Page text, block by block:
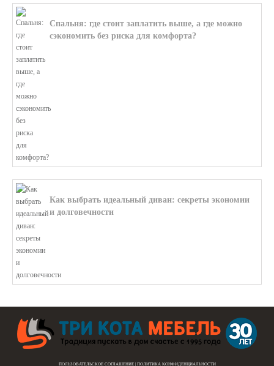
Спальня: где стоит заплатить выше, а где можно
сэкономить без риска для комфорта?
Как выбрать идеальный диван: секреты экономии
и долговечности
ПОЛЬЗОВАТЕЛЬСКОЕ СОГЛАШЕНИЕ| ПОЛИТИКА КОНФИДЕНЦИАЛЬНОСТИ